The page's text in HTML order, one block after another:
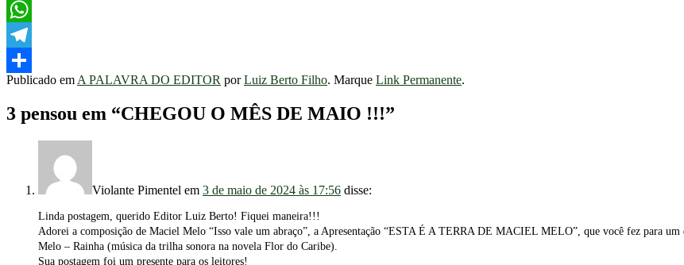
Facebook
WhatsApp
Telegram
Share
Publicado em A PALAVRA DO EDITOR porLuiz Berto Filho. Marque Link Permanente.
3 pensou em “CHEGOU O MÊS DE MAIO !!!”
Violante Pimentel em 3 de maio de 2024 às 17:56 disse:
Linda postagem, querido Editor Luiz Berto! Fiquei maneira!!!
Adorei a composição de Maciel Melo “Isso vale um abraço”, a Apresentação “ESTA É A TERRA DE MACIEL MELO”, que você fez para
Melo – Rainha (música da trilha sonora na novela Flor do Caribe).
Sua postagem foi um presente para os leitores!